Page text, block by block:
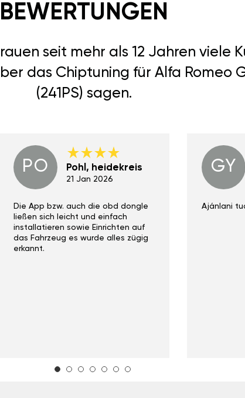
BEWERTUNGEN
seit mehr als 12 Jahren viele
das Chiptuning für Alfa Romeo
(241PS) sagen.
PO Pohl, heidekreis
21 Jan 2026
Die App bzw. auch die obd dongle
ließen sich leicht und einfach
installatieren sowie Einrichten auf
das Fahrzeug es wurde alles zügig
erkannt.
GY
Ajánlani